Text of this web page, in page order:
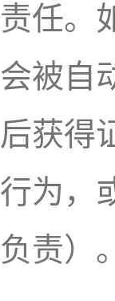
责任。
会被自
后获得
行为，
负责）。